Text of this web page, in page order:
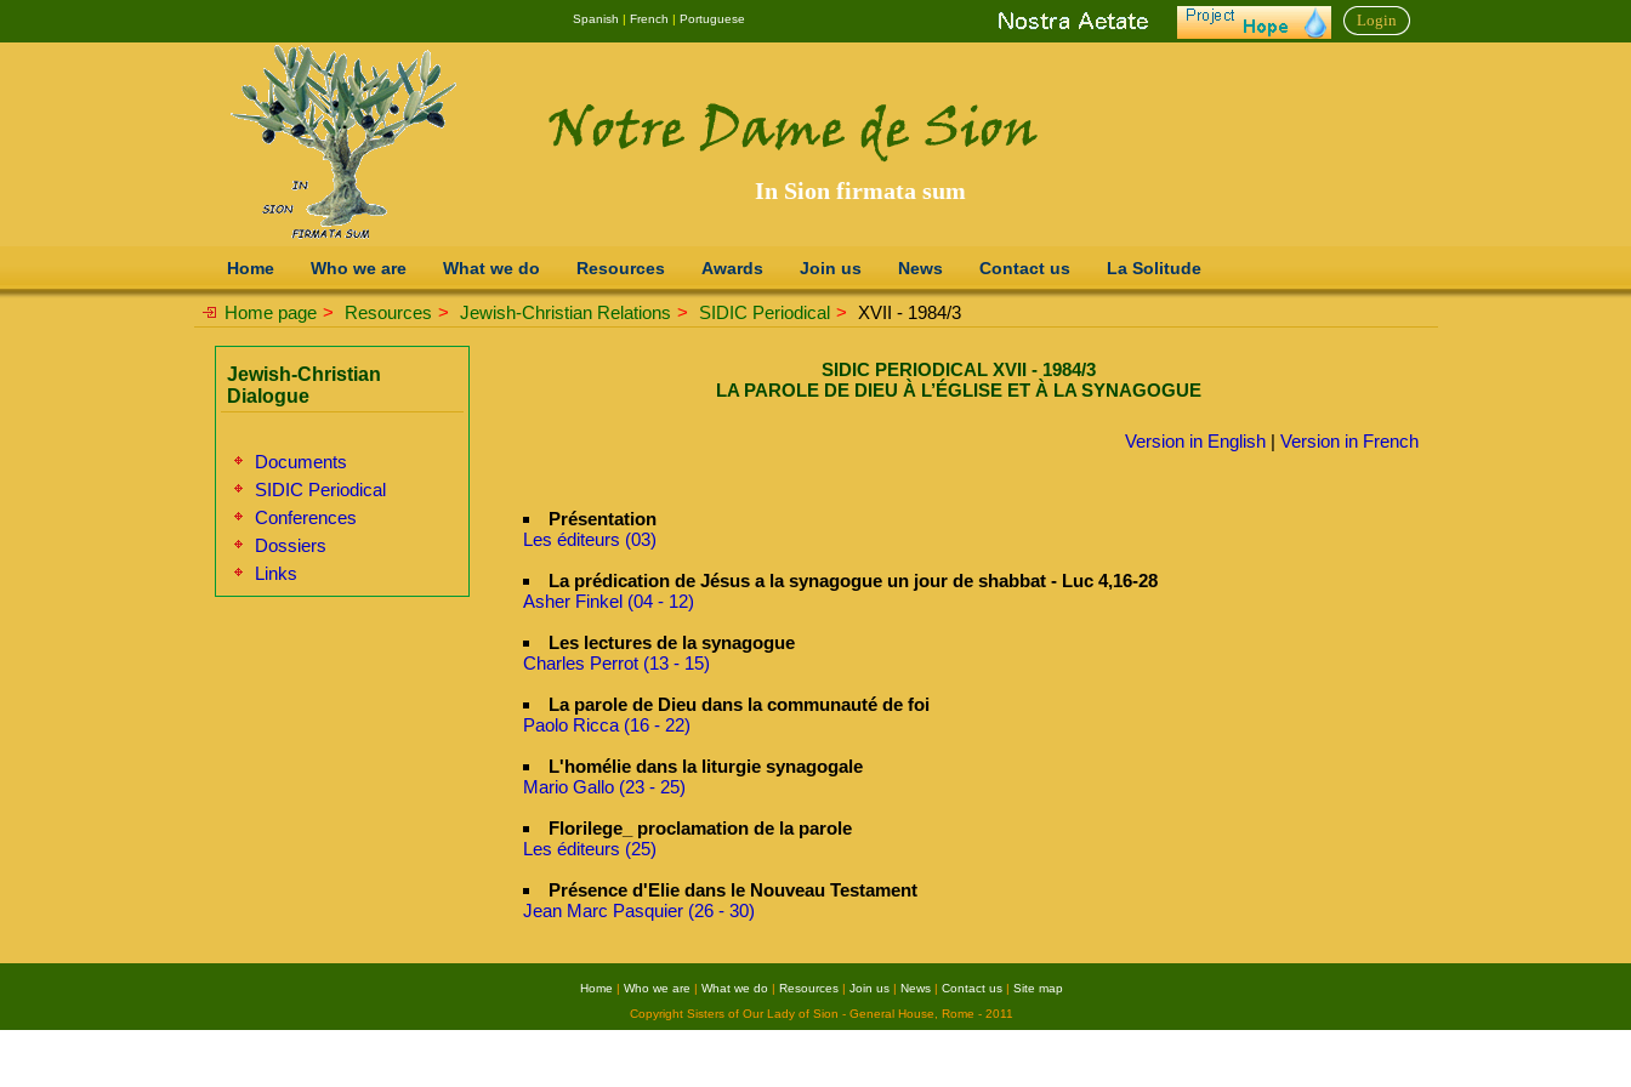
Spanish | French | Portuguese Login
In Sion firmata sum
Home Who we are What we do Resources Awards Join us News Contact us La Solitude
Home page > Resources > Jewish-Christian Relations > SIDIC Periodical > XVII - 1984/3
Jewish-Christian
Dialogue
Documents
SIDIC Periodical
Conferences
Dossiers
Links
SIDIC PERIODICAL XVII - 1984/3
LA PAROLE DE DIEU À L’ÉGLISE ET À LA SYNAGOGUE
Version in English| Version in French
Présentation
Les éditeurs (03)
La prédication de Jésus a la synagogue un jour de shabbat - Luc 4,16-28
Asher Finkel (04 - 12)
Les lectures de la synagogue
Charles Perrot (13 - 15)
La parole de Dieu dans la communauté de foi
Paolo Ricca (16 - 22)
L'homélie dans la liturgie synagogale
Mario Gallo (23 - 25)
Florilege_ proclamation de la parole
Les éditeurs (25)
Présence d'Elie dans le Nouveau Testament
Jean Marc Pasquier (26 - 30)
Home | Who we are | What we do | Resources | Join us | News | Contact us | Site map
Copyright Sisters of Our Lady of Sion - General House, Rome - 2011